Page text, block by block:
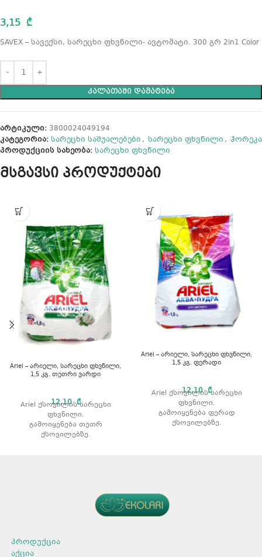
3,15 ₾
SAVEX – სავექსი, სარეცხი ფხვნილი- ავტომატი. 300 გრ 2in1 Color
ᲙᲐᲚᲐᲗᲐᲨᲘ ᲓᲐᲛᲐᲢᲔᲑᲐ
არტიკული: 3800024049194
კატეგორია: სარეცხი საშუალებები , სარეცხი ფხვნილი , ჰორეკა
პროდუქციის სახეობა: სარეცხი ფხვნილი
მსგავსი პროდუქტები
Ariel – არიელი, სარეცხი ფხვნილი,
1,5 კგ. თეთრი ვარდი
12,10₾
Ariel ქსოვილის სარეცხი
ფხვნილი.
გამოიყენება თეთრ
ქსოვილებზე.
Ariel – არიელი, სარეცხი ფხვნილი,
1,5 კგ. ფერადი
12,10₾
Ariel ქსოვილის სარეცხი
ფხვნილი.
გამოიყენება ფერად
ქსოვილებზე.
პროდუქცია
აქცია